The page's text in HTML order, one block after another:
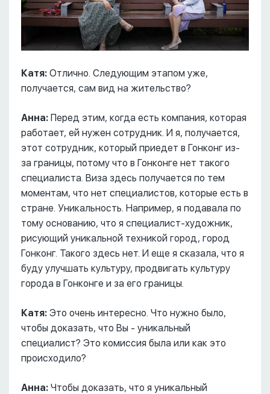
Катя: Отлично. Следующим этапом уже,
получается, сам вид на жительство?
Анна: Перед этим, когда есть компания, которая
работает, ей нужен сотрудник. И я, получается,
этот сотрудник, который приедет в Гонконг из-
за границы, потому что в Гонконге нет такого
специалиста. Виза здесь получается по тем
моментам, что нет специалистов, которые есть в
стране. Уникальность. Например, я подавала по
тому основанию, что я специалист-художник,
рисующий уникальной техникой город, город
Гонконг. Такого здесь нет. И еще я сказала, что я
буду улучшать культуру, продвигать культуру
города в Гонконге и за его границы.
Катя: Это очень интересно. Что нужно было,
чтобы доказать, что Вы - уникальный
специалист? Это комиссия была или как это
происходило?
Анна: Чтобы доказать, что я уникальный